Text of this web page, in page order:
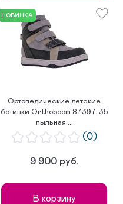
НОВИНКА
Ортопедические детские
ботинки Orthoboom 87397-35
пыльная ...
(0)
9 900 руб.
В корзину